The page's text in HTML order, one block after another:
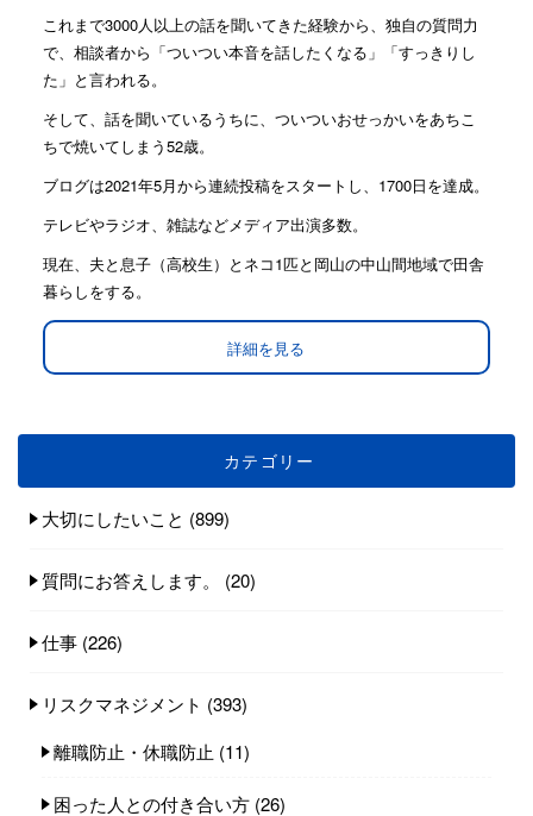
これまで3000人以上の話を聞いてきた経験から、独自の質問力
で、相談者から「ついつい本音を話したくなる」「すっきりし
た」と言われる。
そして、話を聞いているうちに、ついついおせっかいをあちこ
ちで焼いてしまう52歳。
ブログは2021年5月から連続投稿をスタートし、1700日を達成。
テレビやラジオ、雑誌などメディア出演多数。
現在、夫と息子（高校生）とネコ1匹と岡山の中山間地域で田舎
暮らしをする。
詳細を見る
カテゴリー
大切にしたいこと (899)
質問にお答えします。 (20)
仕事 (226)
リスクマネジメント (393)
離職防止・休職防止 (11)
困った人との付き合い方 (26)